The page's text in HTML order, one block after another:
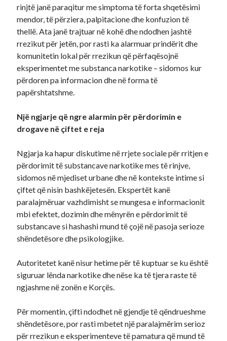
rinjtë janë paraqitur me simptoma të forta shqetësimi
mendor, të përziera, palpitacione dhe konfuzion të
thellë. Ata janë trajtuar në kohë dhe ndodhen jashtë
rrezikut për jetën, por rasti ka alarmuar prindërit dhe
komunitetin lokal për rrezikun që përfaqësojnë
eksperimentet me substanca narkotike – sidomos kur
përdoren pa informacion dhe në forma të
papërshtatshme.
Një ngjarje që ngre alarmin për përdorimin e
drogave në çiftet e reja
Ngjarja ka hapur diskutime në rrjete sociale për rritjen e
përdorimit të substancave narkotike mes të rinjve,
sidomos në mjediset urbane dhe në kontekste intime si
çiftet që nisin bashkëjetesën. Ekspertët kanë
paralajmëruar vazhdimisht se mungesa e informacionit
mbi efektet, dozimin dhe mënyrën e përdorimit të
substancave si hashashi mund të çojë në pasoja serioze
shëndetësore dhe psikologjike.
Autoritetet kanë nisur hetime për të kuptuar se ku është
siguruar lënda narkotike dhe nëse ka të tjera raste të
ngjashme në zonën e Korçës.
Për momentin, çifti ndodhet në gjendje të qëndrueshme
shëndetësore, por rasti mbetet një paralajmërim serioz
për rrezikun e eksperimenteve të pamatura që mund të